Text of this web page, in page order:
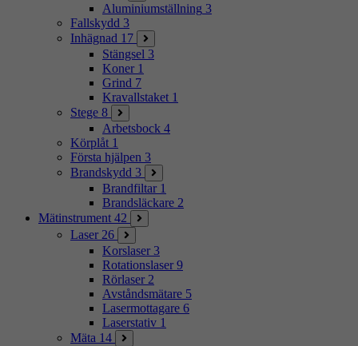
Aluminiumställning 3
Fallskydd 3
Inhägnad 17
Stängsel 3
Koner 1
Grind 7
Kravallstaket 1
Stege 8
Arbetsbock 4
Körplåt 1
Första hjälpen 3
Brandskydd 3
Brandfiltar 1
Brandsläckare 2
Mätinstrument 42
Laser 26
Korslaser 3
Rotationslaser 9
Rörlaser 2
Avståndsmätare 5
Lasermottagare 6
Laserstativ 1
Mäta 14